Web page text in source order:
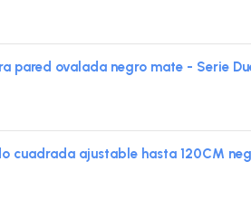
pared ovalada negro mate - Serie
cuadrada ajustable hasta 120CM